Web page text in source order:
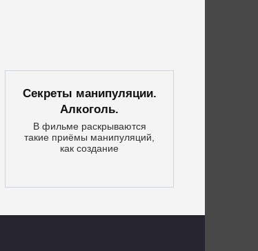
Секреты манипуляции.
Алкоголь.
В фильме раскрываются
такие приёмы манипуляций,
как создание